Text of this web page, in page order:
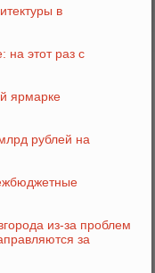
в
на этот раз с
ярмарке
рублей на
из-за проблем
за